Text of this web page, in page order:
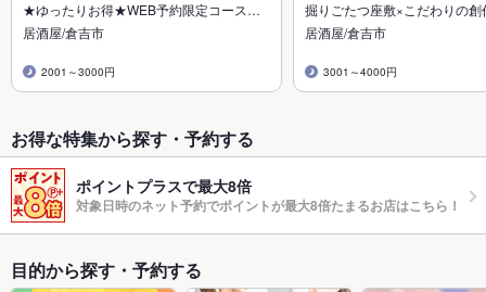
★ゆったりお得★WEB予約限定コース…
居酒屋/倉吉市
2001～3000円
掘りごたつ座敷×こだわりの創
居酒屋/倉吉市
3001～4000円
お得な特集から探す・予約する
ポイントプラスで最大8倍
対象日時のネット予約でポイントが最大8倍たまるお店はこちら！
目的から探す・予約する